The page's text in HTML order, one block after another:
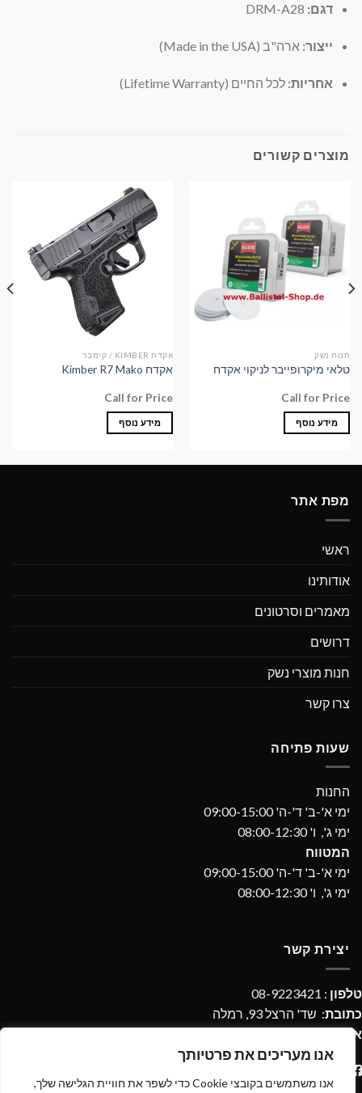
אנו מעריכים את פרטיותך
אנו משתמשים בקובצי Cookie כדי לשפר את חוויית הגלישה שלך,
דגם:
ייצור: ארה"ב (Made in the USA)
אחריות: לכל החיים (Lifetime Warranty)
מוצרים קשורים
חנות נשק
טלאי מיקרופייבר לניקוי אקדח
Call for Price
מידע נוסף
אקדח KIMBER / קימבר
אקדח Kimber R7 Mako
Call for Price
מידע נוסף
מפת אתר
ראשי
אודותינו
מאמרים וסרטונים
דרושים
חנות מוצרי נשק
צרו קשר
שעות פתיחה
החנות
ימי א'-ב' ד'-ה' 09:00-15:00
ימי ג', ו' 08:00-12:30
המטווח
ימי א'-ב' ד'-ה' 09:00-15:00
ימי ג', ו' 08:00-12:30
יצירת קשר
טלפון : 08-9223421
כתובת: שד' הרצל 93, רמלה
אימייל